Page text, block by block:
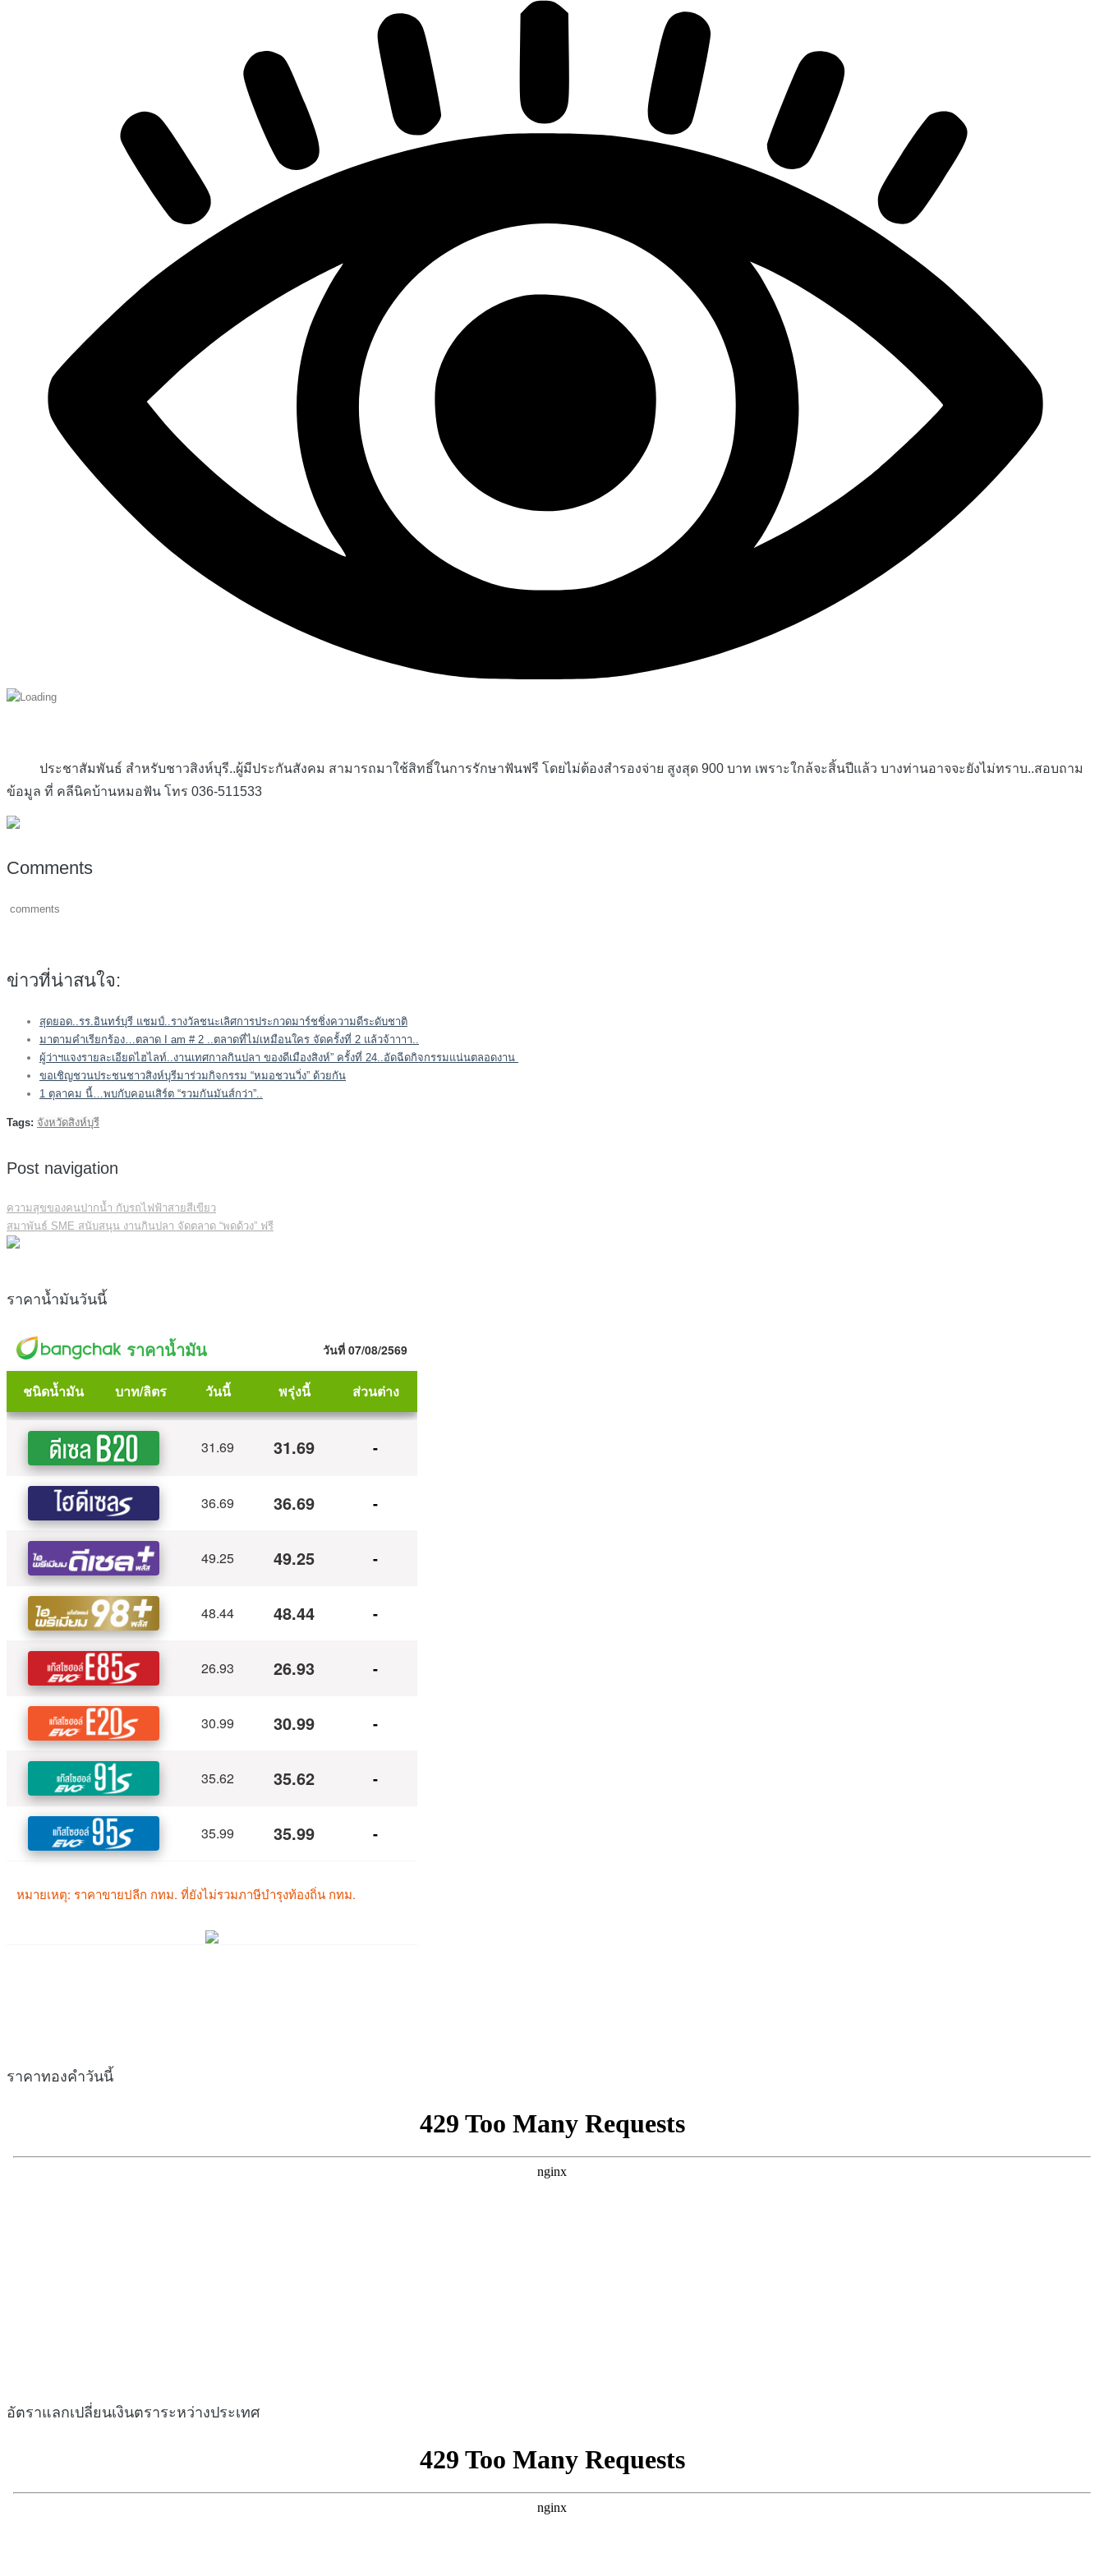
ประชาสัมพันธ์ สำหรับชาวสิงห์บุรี..ผู้มีประกันสังคม สามารถมาใช้สิทธิ์ในการรักษาฟันฟรี โดยไม่ต้องสำรองจ่าย สูงสุด 900 บาท เพราะใกล้จะสิ้นปีแล้ว บางท่านอาจจะยังไม่ทราบ..สอบถาม
ข้อมูล ที่ คลีนิคบ้านหมอฟัน โทร 036-511533
Comments
comments
ข่าวที่น่าสนใจ:
สุดยอด..รร.อินทร์บุรี แชมป์..รางวัลชนะเลิศการประกวดมาร์ชชิ่งความดีระดับชาติ
มาตามคำเรียกร้อง…ตลาด I am # 2 ..ตลาดที่ไม่เหมือนใคร จัดครั้งที่ 2 แล้วจ้าาาา..
ผู้ว่าฯแจงรายละเอียดไฮไลท์..งานเทศกาลกินปลา ของดีเมืองสิงห์” ครั้งที่ 24..อัดฉีดกิจกรรมแน่นตลอดงาน
ขอเชิญชวนประชนชาวสิงห์บุรีมาร่วมกิจกรรม “หมอชวนวิ่ง” ด้วยกัน
1 ตุลาคม นี้…พบกับคอนเสิร์ต “รวมกันมันส์กว่า”..
Tags: จังหวัดสิงห์บุรี
Post navigation
ความสุขของคนปากน้ำ กับรถไฟฟ้าสายสีเขียว
สมาพันธ์ SME สนับสนุน งานกินปลา จัดตลาด “พดด้วง” ฟรี
ราคาน้ำมันวันนี้
ราคาทองคำวันนี้
อัตราแลกเปลี่ยนเงินตราระหว่างประเทศ